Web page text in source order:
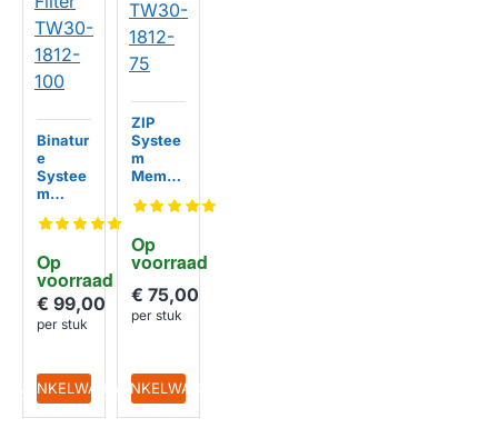
HUISMERK
Op
voorraad
Binatur
e
Systee
m
aan
TW30-
1812-
100
€ 99,00
per stuk
IN WINKELWAGEN
HUISMERK
Op
voorraad
ZIP
Systee
m
Membr
Filter
1812-
75
€ 75,00
per stuk
IN WINKELWAGEN